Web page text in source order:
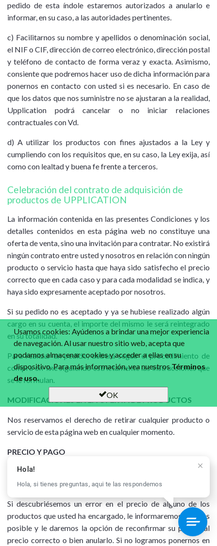
pedido de esta índole estaremos autorizados a anularlo e
informar, en su caso, a las autoridades pertinentes.
c) Facilitarnos su nombre y apellidos o denominación social,
el NIF o CIF, dirección de correo electrónico, dirección postal
y teléfono de contacto de forma veraz y exacta. Asimismo,
consiente que podremos hacer uso de dicha información para
ponernos en contacto con usted si es necesario. En caso de
que los datos que nos suministre no se ajustaran a la realidad,
Upplication podrá cancelar o no iniciar relaciones
contractuales con Vd.
d) A utilizar los productos con fines ajustados a la Ley y
cumpliendo con los requisitos que, en su caso, la Ley exija, así
como con lealtad y buena fe frente a terceros.
Celebración del contrato de adquisición de
productos de UPPLICATION
La información contenida en las presentes Condiciones y los
detalles contenidos en esta página web no constituye una
oferta de venta, sino una invitación para contratar. No existirá
ningún contrato entre usted y nosotros en relación con ningún
producto o servicio hasta que haya sido satisfecho el precio
correcto que en cada caso y para cada modalidad se indica, y
haya sido expresamente aceptado por nosotros.
Si su pedido no es aceptado y ya se hubiese realizado algún
cargo en su cuenta, el importe del mismo le será reintegrado
en su totalidad.
Para realizar un pedido, deberá seguir el procedimiento de
compra on-line siguiendo estrictamente las instrucciones que
se le formulan.
MODIFICACIONES EN LA OFERTA DE PRODUCTOS
Nos reservamos el derecho de retirar cualquier producto o
servicio de esta página web en cualquier momento.
PRECIO Y PAGO
El precio de cada producto será el que se establezca en cada
momento en nuestra página web, salvo en caso de error.
Si descubriésemos un error en el precio de alguno de los
productos que usted ha encargado, le informaremos lo antes
posible y le daremos la opción de reconfirmar su pedido al
precio correcto o bien anularlo. Si no logramos ponernos en
Usamos cookies: Ayúdenos a brindar una mejor experiencia
de navegación. Al usar nuestro sitio web, acepta que
podamos almacenar cookies y acceder a ellas en su
dispositivo. Para más información, vea nuestrosTérminos
de uso.
OK
Hola!
Hola, si tienes preguntas, aqui te las respondemos